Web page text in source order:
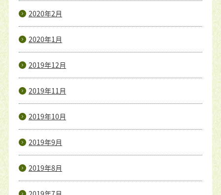
2020年2月
2020年1月
2019年12月
2019年11月
2019年10月
2019年9月
2019年8月